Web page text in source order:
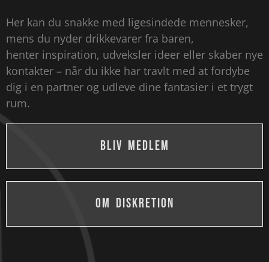
Her kan du snakke med ligesindede mennesker,
mens du nyder drikkevarer fra baren,
henter inspiration, udveksler ideer eller skaber nye
kontakter – når du ikke har travlt med at fordybe
dig i en partner og udleve dine fantasier i et trygt
rum.
BLIV MEDLEM
OM DISKRETION